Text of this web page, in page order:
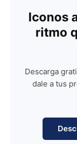
Iconos
ritmo
Descarga
dale a tus